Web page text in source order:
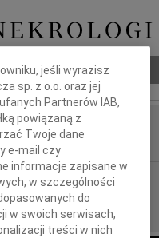
jeśli wyrazisz
sp. z o.o. oraz jej
Partnerów IAB,
powiązaną z
Twoje dane
e-mail czy
informacje zapisane w
w szczególności
do
w swoich serwisach,
treści w nich